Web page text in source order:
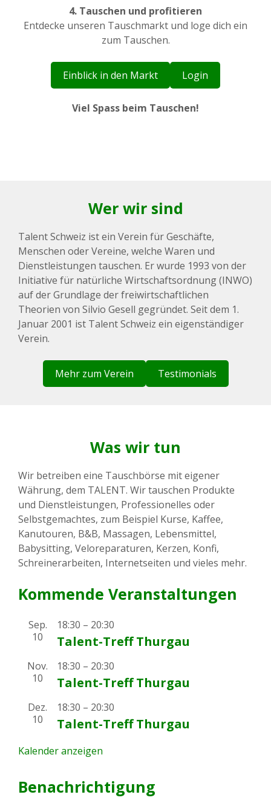
4. Tauschen und profitieren
Entdecke unseren Tauschmarkt und loge dich ein
zum Tauschen.
Einblick in den Markt Login
Viel Spass beim Tauschen!
Wer wir sind
Talent Schweiz ist ein Verein für Geschäfte,
Menschen oder Vereine, welche Waren und
Dienstleistungen tauschen. Er wurde 1993 von der
Initiative für natürliche Wirtschaftsordnung (INWO)
auf der Grundlage der freiwirtschaftlichen
Theorien von Silvio Gesell gegründet. Seit dem 1.
Januar 2001 ist Talent Schweiz ein eigenständiger
Verein.
Mehr zum Verein Testimonials
Was wir tun
Wir betreiben eine Tauschbörse mit eigener
Währung, dem TALENT. Wir tauschen Produkte
und Dienstleistungen, Professionelles oder
Selbstgemachtes, zum Beispiel Kurse, Kaffee,
Kanutouren, B&B, Massagen, Lebensmittel,
Babysitting, Veloreparaturen, Kerzen, Konfi,
Schreinerarbeiten, Internetseiten und vieles mehr.
Kommende Veranstaltungen
Sep.
10
18:30 – 20:30
Talent-Treff Thurgau
Nov.
10
18:30 – 20:30
Talent-Treff Thurgau
Dez.
10
18:30 – 20:30
Talent-Treff Thurgau
Kalender anzeigen
Benachrichtigung